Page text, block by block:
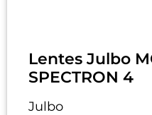
Lentes Julbo
SPECTRON 4
Julbo